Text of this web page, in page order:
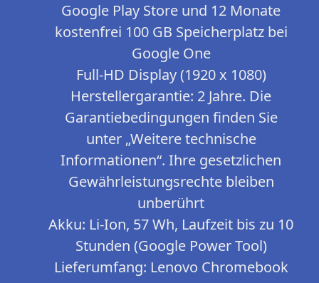
Google Play Store und 12 Monate
kostenfrei 100 GB Speicherplatz bei
Google One
Full-HD Display (1920 x 1080)
Herstellergarantie: 2 Jahre. Die
Garantiebedingungen finden Sie
unter „Weitere technische
Informationen“. Ihre gesetzlichen
Gewährleistungsrechte bleiben
unberührt
Akku: Li-Ion, 57 Wh, Laufzeit bis zu 10
Stunden (Google Power Tool)
Lieferumfang: Lenovo Chromebook